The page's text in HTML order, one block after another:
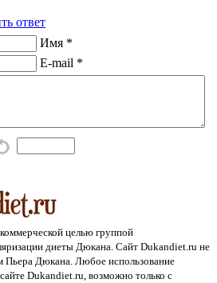
ответ
Имя *
E-mail *
целью группой
диеты Дюкана. Сайт Dukandiet.ru не
Пьера Дюкана. Любое использование
Dukandiet.ru, возможно только с